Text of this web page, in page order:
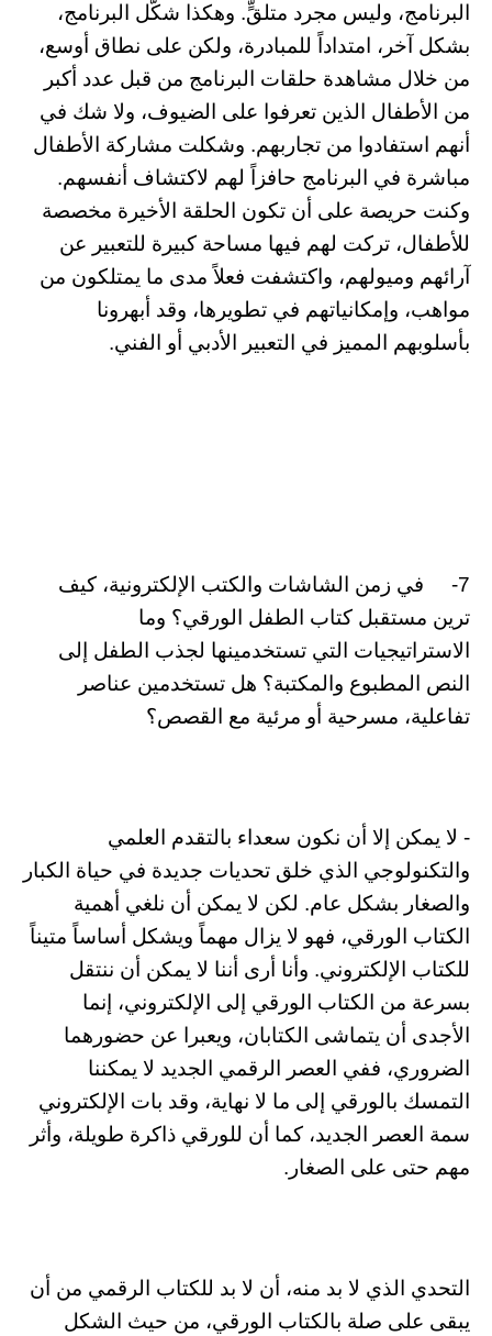
البرنامج، وليس مجرد متلقٍّ. وهكذا شكّل البرنامج،
بشكل آخر، امتداداً للمبادرة، ولكن على نطاق أوسع،
من خلال مشاهدة حلقات البرنامج من قبل عدد أكبر
من الأطفال الذين تعرفوا على الضيوف، ولا شك في
أنهم استفادوا من تجاربهم. وشكلت مشاركة الأطفال
مباشرة في البرنامج حافزاً لهم لاكتشاف أنفسهم.
وكنت حريصة على أن تكون الحلقة الأخيرة مخصصة
للأطفال، تركت لهم فيها مساحة كبيرة للتعبير عن
آرائهم وميولهم، واكتشفت فعلاً مدى ما يمتلكون من
مواهب، وإمكانياتهم في تطويرها، وقد أبهرونا
بأسلوبهم المميز في التعبير الأدبي أو الفني.
7- في زمن الشاشات والكتب الإلكترونية، كيف
ترين مستقبل كتاب الطفل الورقي؟ وما
الاستراتيجيات التي تستخدمينها لجذب الطفل إلى
النص المطبوع والمكتبة؟ هل تستخدمين عناصر
تفاعلية، مسرحية أو مرئية مع القصص؟
- لا يمكن إلا أن نكون سعداء بالتقدم العلمي
والتكنولوجي الذي خلق تحديات جديدة في حياة الكبار
والصغار بشكل عام. لكن لا يمكن أن نلغي أهمية
الكتاب الورقي، فهو لا يزال مهماً ويشكل أساساً متيناً
للكتاب الإلكتروني. وأنا أرى أننا لا يمكن أن ننتقل
بسرعة من الكتاب الورقي إلى الإلكتروني، إنما
الأجدى أن يتماشى الكتابان، ويعبرا عن حضورهما
الضروري، ففي العصر الرقمي الجديد لا يمكننا
التمسك بالورقي إلى ما لا نهاية، وقد بات الإلكتروني
سمة العصر الجديد، كما أن للورقي ذاكرة طويلة، وأثر
مهم حتى على الصغار.
التحدي الذي لا بد منه، أن لا بد للكتاب الرقمي من أن
يبقى على صلة بالكتاب الورقي، من حيث الشكل